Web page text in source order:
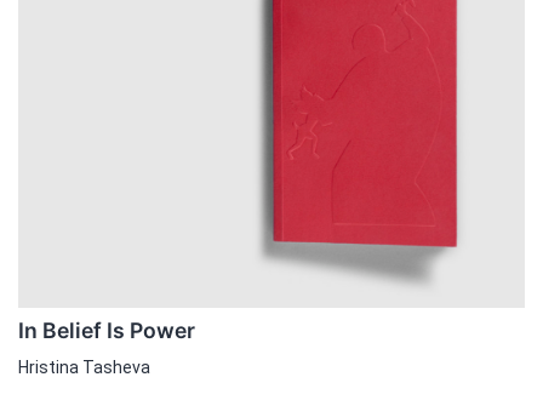
In Belief Is Power
Hristina Tasheva